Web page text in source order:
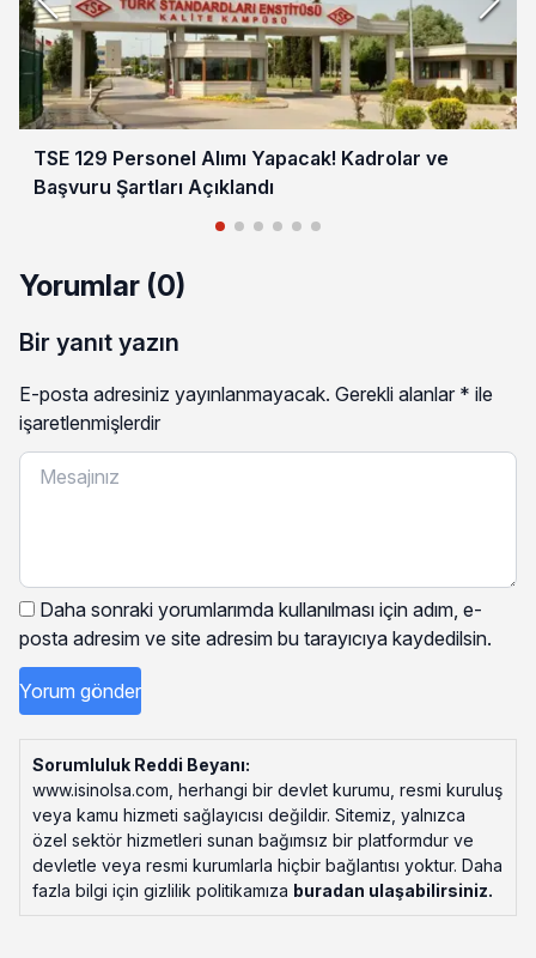
TSE 129 Personel Alımı Yapacak! Kadrolar ve
Başvuru Şartları Açıklandı
Yorumlar (0)
Bir yanıt yazın
E-posta adresiniz yayınlanmayacak. Gerekli alanlar * ile
işaretlenmişlerdir
Daha sonraki yorumlarımda kullanılması için adım, e-
posta adresim ve site adresim bu tarayıcıya kaydedilsin.
Sorumluluk Reddi Beyanı:
www.isinolsa.com, herhangi bir devlet kurumu, resmi kuruluş
veya kamu hizmeti sağlayıcısı değildir. Sitemiz, yalnızca
özel sektör hizmetleri sunan bağımsız bir platformdur ve
devletle veya resmi kurumlarla hiçbir bağlantısı yoktur. Daha
fazla bilgi için gizlilik politikamıza buradan ulaşabilirsiniz.